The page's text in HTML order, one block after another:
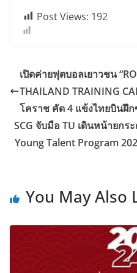
Post Views: 192
เปิดค่ายฟุตบอลเยาวชน
THAILAND TRAINING
โคราช คัด 4 แข้งไทยบินฝึ
SCG จับมือ TU เดินหน้ายกร
Young Talent Program
You May Also